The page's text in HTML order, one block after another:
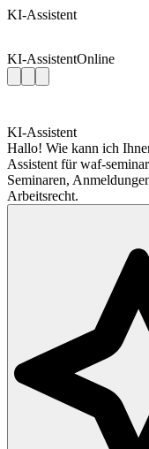
KI-Assistent
KI-AssistentOnline
KI-Assistent
Hallo! Wie kann ich
Assistent für waf-
Seminaren,
Arbeitsrecht.